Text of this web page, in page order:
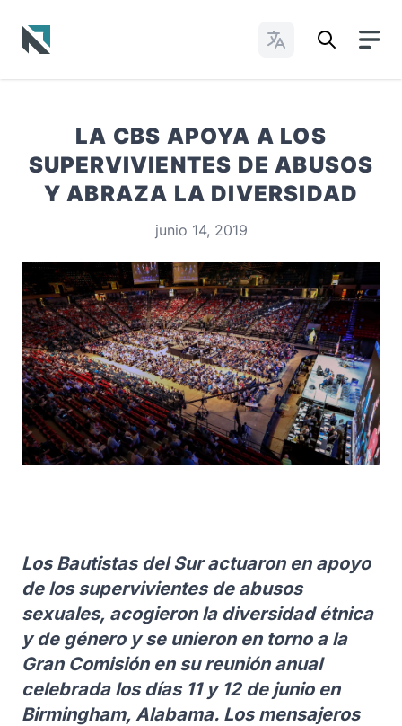
Cambiar idioma
LA CBS APOYA A LOS
SUPERVIVIENTES DE ABUSOS
Y ABRAZA LA DIVERSIDAD
junio 14, 2019
Los Bautistas del Sur actuaron en apoyo
de los supervivientes de abusos
sexuales, acogieron la diversidad étnica
y de género y se unieron en torno a la
Gran Comisión en su reunión anual
celebrada los días 11 y 12 de junio en
Birmingham, Alabama. Los mensajeros